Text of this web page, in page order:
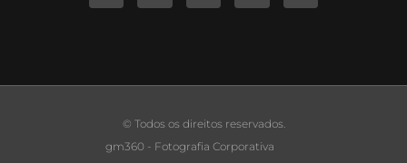
© Todos os direitos reservados.
gm360 - Fotografia Corporativa